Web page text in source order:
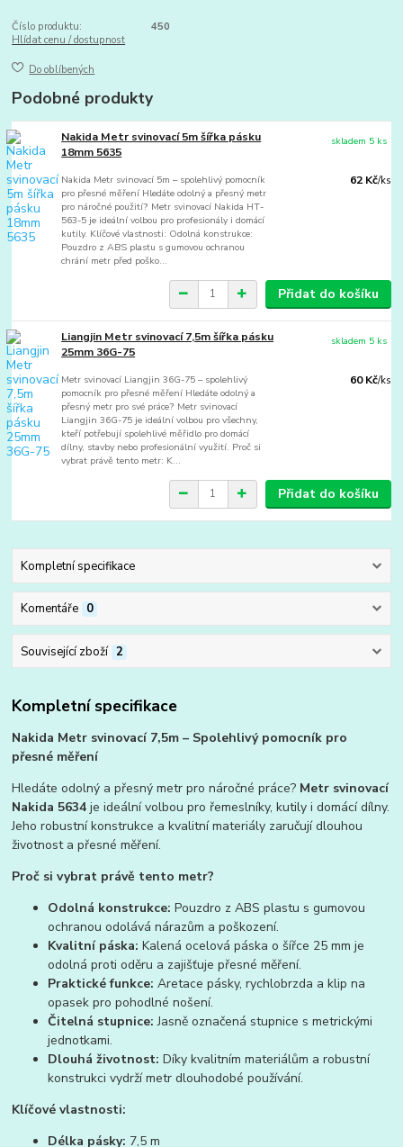
Číslo produktu:
450
Hlídat cenu / dostupnost
Do oblíbených
Podobné produkty
Nakida Metr svinovací 5m šířka pásku
18mm 5635
Nakida Metr svinovací 5m – spolehlivý pomocník
pro přesné měření Hledáte odolný a přesný metr
pro náročné použití? Metr svinovací Nakida HT-
563-5 je ideální volbou pro profesionály i domácí
kutily. Klíčové vlastnosti: Odolná konstrukce:
Pouzdro z ABS plastu s gumovou ochranou
chrání metr před poško...
62 Kč/ks
skladem 5 ks
Přidat do košíku
Liangjin Metr svinovací 7,5m šířka pásku
25mm 36G-75
Metr svinovací Liangjin 36G-75 – spolehlivý
pomocník pro přesné měření Hledáte odolný a
přesný metr pro své práce? Metr svinovací
Liangjin 36G-75 je ideální volbou pro všechny,
kteří potřebují spolehlivé měřidlo pro domácí
dílny, stavby nebo profesionální využití. Proč si
vybrat právě tento metr: K...
60 Kč/ks
skladem 5 ks
Přidat do košíku
Kompletní specifikace
Komentáře 0
Související zboží 2
Kompletní specifikace
Nakida Metr svinovací 7,5m – Spolehlivý pomocník pro
přesné měření
Hledáte odolný a přesný metr pro náročné práce? Metr svinovací
Nakida 5634 je ideální volbou pro řemeslníky, kutily i domácí dílny.
Jeho robustní konstrukce a kvalitní materiály zaručují dlouhou
životnost a přesné měření.
Proč si vybrat právě tento metr?
Odolná konstrukce: Pouzdro z ABS plastu s gumovou
ochranou odolává nárazům a poškození.
Kvalitní páska: Kalená ocelová páska o šířce 25 mm je
odolná proti oděru a zajišťuje přesné měření.
Praktické funkce: Aretace pásky, rychlobrzda a klip na
opasek pro pohodlné nošení.
Čitelná stupnice: Jasně označená stupnice s metrickými
jednotkami.
Dlouhá životnost: Díky kvalitním materiálům a robustní
konstrukci vydrží metr dlouhodobé používání.
Klíčové vlastnosti:
Délka pásky: 7,5 m